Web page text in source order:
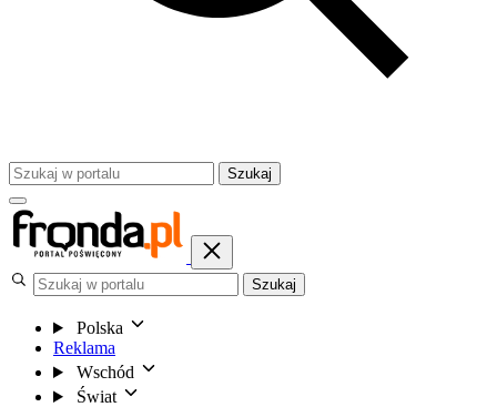
Szukaj
Szukaj
Polska
Reklama
Wschód
Świat